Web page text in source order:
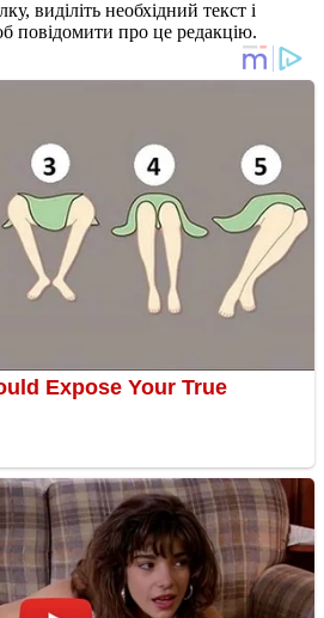
виділіть необхідний текст і
повідомити про це редакцію.